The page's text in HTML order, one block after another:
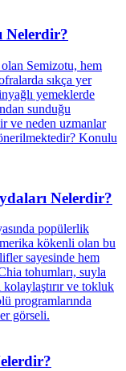
Nelerdir?
Nelerdir?